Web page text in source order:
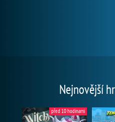
Nejnovější
před 10 hodinami